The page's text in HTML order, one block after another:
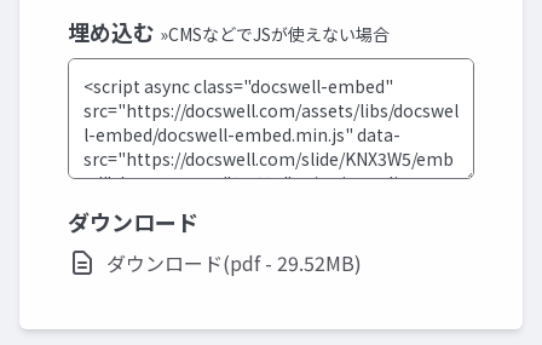
埋め込む »CMSなどでJSが使えない場合
ダウンロード
ダウンロード(pdf - 29.52MB)